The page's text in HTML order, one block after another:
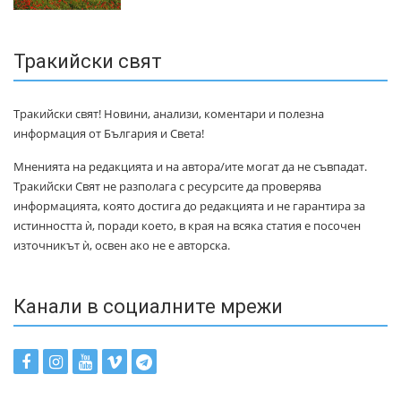
Тракийски свят
Тракийски свят! Новини, анализи, коментари и полезна
информация от България и Света!
Мненията на редакцията и на автора/ите могат да не съвпадат.
Тракийски Свят не разполага с ресурсите да проверява
информацията, която достига до редакцията и не гарантира за
истинността ѝ, поради което, в края на всяка статия е посочен
източникът ѝ, освен ако не е авторска.
Канали в социалните мрежи